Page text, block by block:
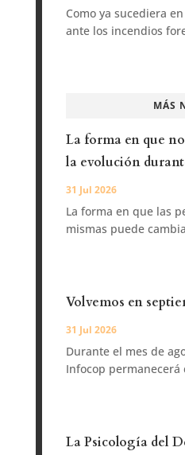
Como ya sucediera
ante los incendios
MÁS
La forma en que
la evolución
31 Jul 2026
La forma en que las
mismas puede
Volvemos en
31 Jul 2026
Durante el mes de
Infocop
La Psicología del